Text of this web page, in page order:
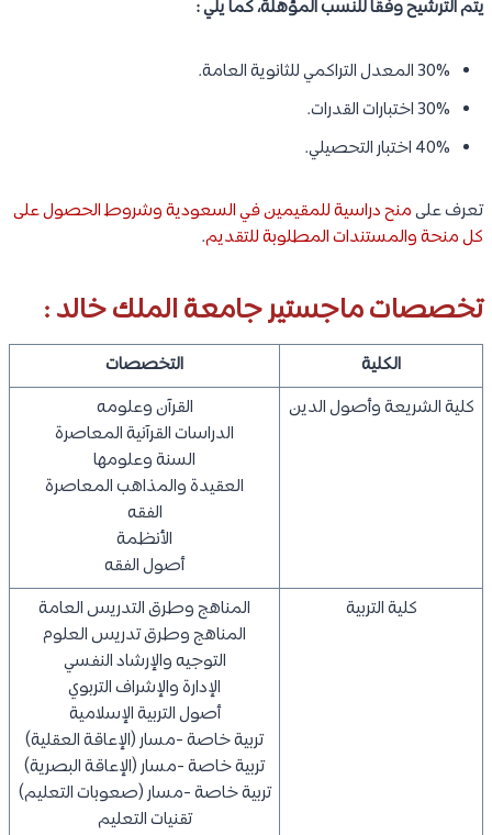
يتم الترشيح وفقًا للنسب المؤهلة، كما يلي :
30% المعدل التراكمي للثانوية العامة.
30% اختبارات القدرات.
40% اختبار التحصيلي.
تعرف علىمنح دراسية للمقيمين في السعودية وشروط الحصول على
كل منحة والمستندات المطلوبة للتقديم.
تخصصات ماجستير جامعة الملك خالد :
الكلية
التخصصات
كلية الشريعة وأصول الدين
القرآن وعلومه
الدراسات القرآنية المعاصرة
السنة وعلومها
العقيدة والمذاهب المعاصرة
الفقه
الأنظمة
أصول الفقه
كلية التربية
المناهج وطرق التدريس العامة
المناهج وطرق تدريس العلوم
التوجيه والإرشاد النفسي
الإدارة والإشراف التربوي
أصول التربية الإسلامية
تربية خاصة -مسار (الإعاقة العقلية)
تربية خاصة -مسار (الإعاقة البصرية)
تربية خاصة -مسار (صعوبات التعليم)
تقنيات التعليم